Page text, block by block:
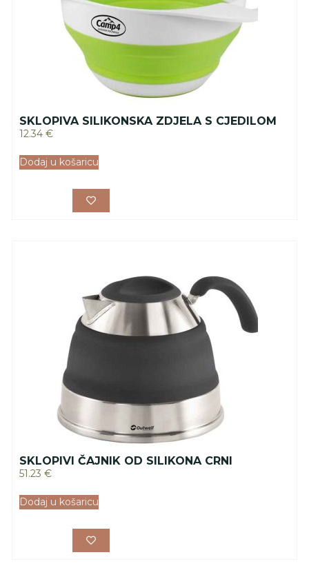
SKLOPIVA SILIKONSKA ZDJELA S CJEDILOM
12.34 €
Dodaj u košaricu
SKLOPIVI ČAJNIK OD SILIKONA CRNI
51.23 €
Dodaj u košaricu